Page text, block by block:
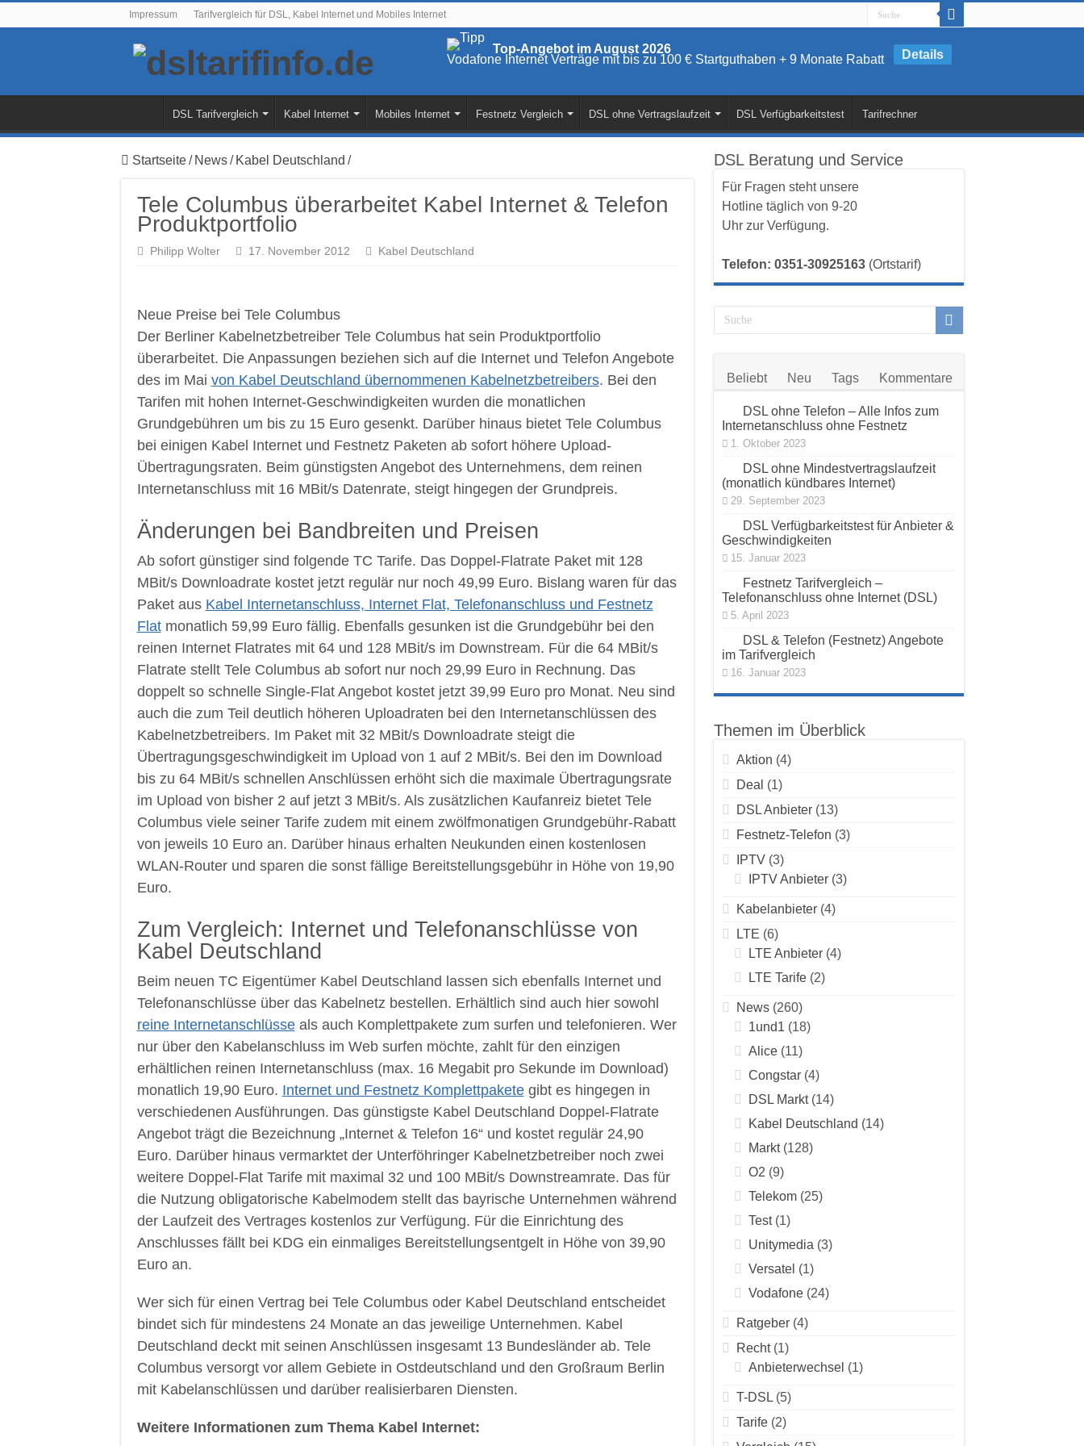
Impressum Tarifvergleich für DSL, Kabel Internet und Mobiles Internet
Top-Angebot im August 2026
Vodafone Internet Verträge mit bis zu 100 € Startguthaben + 9 Monate Rabatt Details
DSL Tarifvergleich Kabel Internet Mobiles Internet Festnetz Vergleich DSL ohne Vertragslaufzeit DSL Verfügbarkeitstest Tarifrechner
Startseite / News / Kabel Deutschland /
Tele Columbus überarbeitet Kabel Internet & Telefon
Produktportfolio
Philipp Wolter 17. November 2012 Kabel Deutschland
Neue Preise bei Tele Columbus
Der Berliner Kabelnetzbetreiber Tele Columbus hat sein Produktportfolio
überarbeitet. Die Anpassungen beziehen sich auf die Internet und Telefon Angebote
des im Mai von Kabel Deutschland übernommenen Kabelnetzbetreibers. Bei den
Tarifen mit hohen Internet-Geschwindigkeiten wurden die monatlichen
Grundgebühren um bis zu 15 Euro gesenkt. Darüber hinaus bietet Tele Columbus
bei einigen Kabel Internet und Festnetz Paketen ab sofort höhere Upload-
Übertragungsraten. Beim günstigsten Angebot des Unternehmens, dem reinen
Internetanschluss mit 16 MBit/s Datenrate, steigt hingegen der Grundpreis.
Änderungen bei Bandbreiten und Preisen
Ab sofort günstiger sind folgende TC Tarife. Das Doppel-Flatrate Paket mit 128
MBit/s Downloadrate kostet jetzt regulär nur noch 49,99 Euro. Bislang waren für das
Paket aus Kabel Internetanschluss, Internet Flat, Telefonanschluss und Festnetz
Flatmonatlich 59,99 Euro fällig. Ebenfalls gesunken ist die Grundgebühr bei den
reinen Internet Flatrates mit 64 und 128 MBit/s im Downstream. Für die 64 MBit/s
Flatrate stellt Tele Columbus ab sofort nur noch 29,99 Euro in Rechnung. Das
doppelt so schnelle Single-Flat Angebot kostet jetzt 39,99 Euro pro Monat. Neu sind
auch die zum Teil deutlich höheren Uploadraten bei den Internetanschlüssen des
Kabelnetzbetreibers. Im Paket mit 32 MBit/s Downloadrate steigt die
Übertragungsgeschwindigkeit im Upload von 1 auf 2 MBit/s. Bei den im Download
bis zu 64 MBit/s schnellen Anschlüssen erhöht sich die maximale Übertragungsrate
im Upload von bisher 2 auf jetzt 3 MBit/s. Als zusätzlichen Kaufanreiz bietet Tele
Columbus viele seiner Tarife zudem mit einem zwölfmonatigen Grundgebühr-Rabatt
von jeweils 10 Euro an. Darüber hinaus erhalten Neukunden einen kostenlosen
WLAN-Router und sparen die sonst fällige Bereitstellungsgebühr in Höhe von 19,90
Euro.
Zum Vergleich: Internet und Telefonanschlüsse von
Kabel Deutschland
Beim neuen TC Eigentümer Kabel Deutschland lassen sich ebenfalls Internet und
Telefonanschlüsse über das Kabelnetz bestellen. Erhältlich sind auch hier sowohl
reine Internetanschlüsseals auch Komplettpakete zum surfen und telefonieren. Wer
nur über den Kabelanschluss im Web surfen möchte, zahlt für den einzigen
erhältlichen reinen Internetanschluss (max. 16 Megabit pro Sekunde im Download)
monatlich 19,90 Euro. Internet und Festnetz Komplettpaketegibt es hingegen in
verschiedenen Ausführungen. Das günstigste Kabel Deutschland Doppel-Flatrate
Angebot trägt die Bezeichnung „Internet & Telefon 16“ und kostet regulär 24,90
Euro. Darüber hinaus vermarktet der Unterföhringer Kabelnetzbetreiber noch zwei
weitere Doppel-Flat Tarife mit maximal 32 und 100 MBit/s Downstreamrate. Das für
die Nutzung obligatorische Kabelmodem stellt das bayrische Unternehmen während
der Laufzeit des Vertrages kostenlos zur Verfügung. Für die Einrichtung des
Anschlusses fällt bei KDG ein einmaliges Bereitstellungsentgelt in Höhe von 39,90
Euro an.
Wer sich für einen Vertrag bei Tele Columbus oder Kabel Deutschland entscheidet
bindet sich für mindestens 24 Monate an das jeweilige Unternehmen. Kabel
Deutschland deckt mit seinen Anschlüssen insgesamt 13 Bundesländer ab. Tele
Columbus versorgt vor allem Gebiete in Ostdeutschland und den Großraum Berlin
mit Kabelanschlüssen und darüber realisierbaren Diensten.
Weitere Informationen zum Thema Kabel Internet:
DSL Beratung und Service
Für Fragen steht unsere
Hotline täglich von 9-20
Uhr zur Verfügung.
Telefon: 0351-30925163(Ortstarif)
Beliebt Neu Tags Kommentare
DSL ohne Telefon – Alle Infos zum
Internetanschluss ohne Festnetz
1. Oktober 2023
DSL ohne Mindestvertragslaufzeit
(monatlich kündbares Internet)
29. September 2023
DSL Verfügbarkeitstest für Anbieter &
Geschwindigkeiten
15. Januar 2023
Festnetz Tarifvergleich –
Telefonanschluss ohne Internet (DSL)
5. April 2023
DSL & Telefon (Festnetz) Angebote
im Tarifvergleich
16. Januar 2023
Themen im Überblick
Aktion (4)
Deal (1)
DSL Anbieter(13)
Festnetz-Telefon (3)
IPTV(3)
IPTV Anbieter(3)
Kabelanbieter(4)
LTE (6)
LTE Anbieter(4)
LTE Tarife(2)
News(260)
1und1 (18)
Alice(11)
Congstar(4)
DSL Markt(14)
Kabel Deutschland (14)
Markt(128)
O2 (9)
Telekom(25)
Test(1)
Unitymedia (3)
Versatel (1)
Vodafone(24)
Ratgeber(4)
Recht(1)
Anbieterwechsel (1)
T-DSL(5)
Tarife(2)